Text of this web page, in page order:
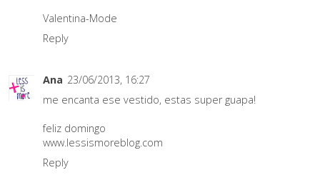
Valentina-Mode
Reply
Ana 23/06/2013, 16:27
me encanta ese vestido, estas super guapa!
feliz domingo
www.lessismoreblog.com
Reply